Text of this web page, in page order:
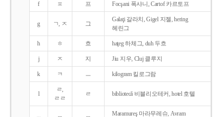
f ㅍ 프 Focşani 폭샤니, Cartof 카르토프
g ㄱ, ㅈ 그
Galaţi 갈라치, Gigel 지젤, hering
헤린그
h ㅎ 흐 haţeg 하체그, duh 두흐
j ㅈ 지 Jiu 지우, Cluj 클루지
k ㅋ ㅡ kilogram 킬로그람
l
ㄹ,
ㄹㄹ
ㄹ bibliotecǎ 비블리오테커, hotel 호텔
Maramureş 마라무레슈, Avram